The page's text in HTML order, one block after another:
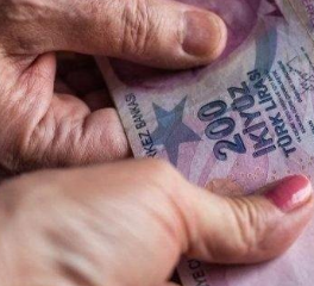
Toplu sözleşme ve 6
yüzde 18 civarında
az asgari ücret